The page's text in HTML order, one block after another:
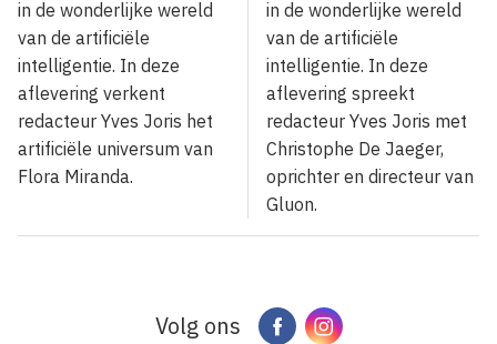
in de wonderlijke wereld
van de artificiële
intelligentie. In deze
aflevering verkent
redacteur Yves Joris het
artificiële universum van
Flora Miranda.
in de wonderlijke wereld
van de artificiële
intelligentie. In deze
aflevering spreekt
redacteur Yves Joris met
Christophe De Jaeger,
oprichter en directeur van
Gluon.
Volg ons FacebookInstagram